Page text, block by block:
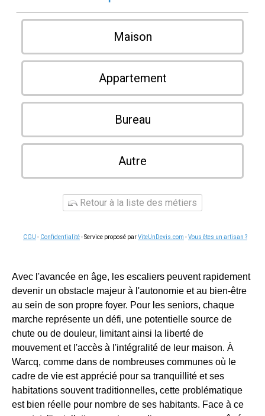
Maison
Appartement
Bureau
Autre
Retour à la liste des métiers
CGU - Confidentialité- Service proposé parViteUnDevis.com -Vous êtes un artisan ?
Avec l'avancée en âge, les escaliers peuvent rapidement
devenir un obstacle majeur à l'autonomie et au bien-être
au sein de son propre foyer. Pour les seniors, chaque
marche représente un défi, une potentielle source de
chute ou de douleur, limitant ainsi la liberté de
mouvement et l'accès à l'intégralité de leur maison. À
Warcq, comme dans de nombreuses communes où le
cadre de vie est apprécié pour sa tranquillité et ses
habitations souvent traditionnelles, cette problématique
est bien réelle pour nombre de ses habitants. Face à ce